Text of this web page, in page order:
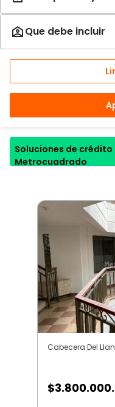
Soluciones de crédito
Metrocuadrado
Cabecera Del
$